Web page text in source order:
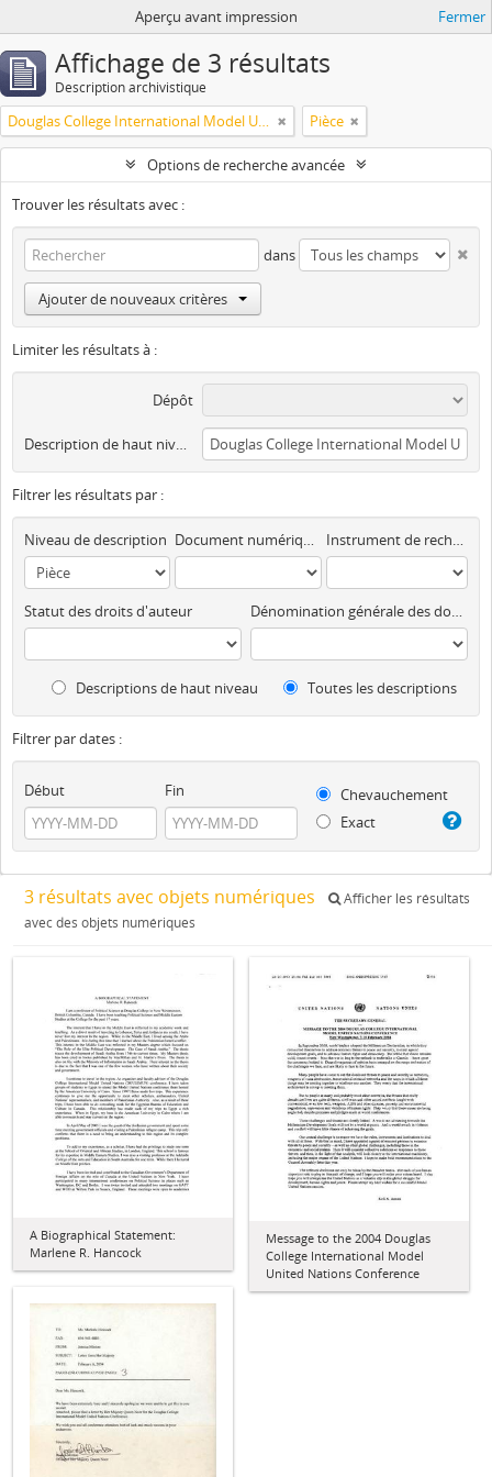
Aperçu avant impression Fermer
Affichage de 3 résultats
Description archivistique
Douglas College International Model United Nations (DOUGIMUN) Pièce
Options de recherche avancée
Trouver les résultats avec :
dans
Ajouter de nouveaux critères
Limiter les résultats à :
Dépôt
Description de haut niveau
Filtrer les résultats par :
Niveau de description Document numérique disponible Instrument de recherche
Statut des droits d'auteur Dénomination générale des documents
Descriptions de haut niveau Toutes les descriptions
Filtrer par dates :
Début Fin
Chevauchement
Exact
3 résultats avec objets numériques
Afficher les résultats
avec des objets numériques
A Biographical Statement:
Marlene R. Hancock
Message to the 2004 Douglas
College International Model
United Nations Conference